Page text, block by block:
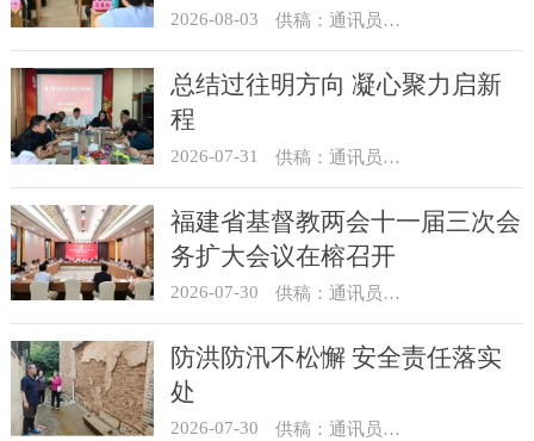
力专题培训
2026-08-03 供稿：通讯员 王建春 摄影：史爱梅
总结过往明方向 凝心聚力启新
程
2026-07-31 供稿：通讯员 冯莉琴
福建省基督教两会十一届三次会
务扩大会议在榕召开
2026-07-30 供稿：通讯员 杨莹莹
防洪防汛不松懈 安全责任落实
处
2026-07-30 供稿：通讯员 骆合祥